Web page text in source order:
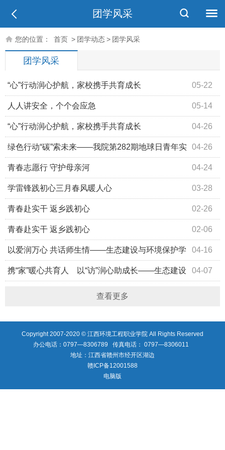
团学风采
您的位置： 首页 > 团学动态> 团学风采
团学风采
05-22
“心”行动润心护航，家校携手共育成长
05-14
人人讲安全，个个会应急
04-26
“心”行动润心护航，家校携手共育成长
04-26
绿色行动“碳”索未来——我院第282期地球日青年实
践计划博雅主题晚会圆满落幕 04-24
青春志愿行 守护母亲河
03-28
学雷锋践初心三月春风暖人心
02-26
青春赴实干 返乡践初心
02-06
青春赴实干 返乡践初心
04-16
以爱润万心 共话师生情——生态建设与环境保护学
院“万师润万心·大走访大谈心”系列活动 04-07
携“家”暖心共育人 以“访”润心助成长——生态建设
与环境保护学院开展“万师润万心·大走访大谈心”家访活动
查看更多
Copyright 2007-2020 © 江西环境工程职业学院 All Rights Reserved
办公电话：0797—8306789 传真电话： 0797—8306011
地址：江西省赣州市经开区湖边
赣ICP备12001588
电脑版